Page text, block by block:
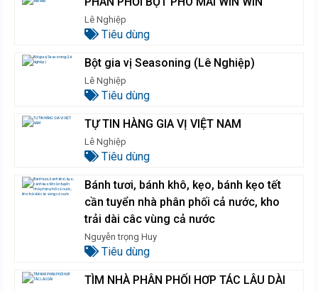
Lê Nghiệp
Tiêu dùng
Bột gia vị Seasoning (Lê Nghiệp)
Lê Nghiệp
Tiêu dùng
TỰ TIN HÀNG GIA VỊ VIỆT NAM
Lê Nghiệp
Tiêu dùng
Bánh tươi, bánh khô, kẹo, bánh kẹo tết
cần tuyển nhà phân phối cả nước, kho
trải dài câc vùng cả nước
Nguyễn trọng Huy
Tiêu dùng
TÌM NHÀ PHÂN PHỐI HƠP TÁC LÂU DÀI